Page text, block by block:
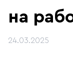
на
24.03.2025